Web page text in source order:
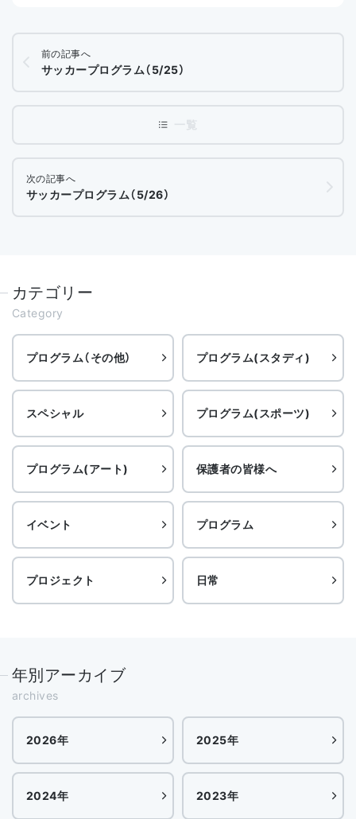
前の記事へ
サッカープログラム（5/25）
次の記事へ
サッカープログラム（5/26）
カテゴリー
Category
プログラム（その他） プログラム(スタディ)
スペシャル プログラム(スポーツ)
プログラム(アート) 保護者の皆様へ
イベント プログラム
プロジェクト 日常
年別アーカイブ
archives
2026年 2025年
2024年 2023年